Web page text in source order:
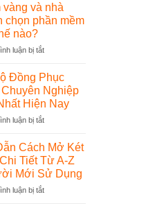
vàng và nhà
chọn phần mềm
nào?
luận bị tắtở
tiệm
vàng
và
nhà
hàng
chọn
phần
mềm
quản
lý
Đồng Phục
Nghiệp
Hiện Nay
luận bị tắtở
10
Bộ
Đồng
Phục
Dược
Cách Mở Két
Tiết Từ A-Z
Mới Sử Dụng
luận bị tắtở